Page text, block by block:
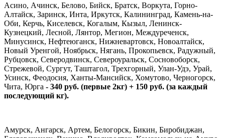
Асино, Ачинск, Белово, Бийск, Братск, Воркута, Горно-
Алтайск, Заринск, Инта, Иркутск, Калининград, Камень-на-
Оби, Керчь, Киселевск, Когалым, Кызыл, Ленинск-
Кузнецкий, Лесной, Лянтор, Мегион, Междуреченск,
Минусинск, Нефтеюганск, Нижневартовск, Новоалтайск,
Новый Уренгой, Ноябрьск, Нягань, Прокопьевск, Радужный,
Рубцовск, Северодвинск, Североуральск, Сосновоборск,
Стрежевой, Сургут, Таштагол, Трехгорный, Улан-Удэ, Урай,
Усинск, Феодосия, Ханты-Мансийск, Хомутово, Черногорск,
Чита, Юрга - 340 руб. (первые 2кг) + 150 руб. (за каждый
последующий кг).
Амурск, Ангарск, Артем, Белогорск, Бикин, Биробиджан,